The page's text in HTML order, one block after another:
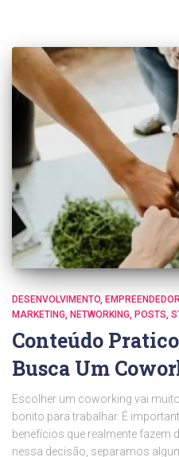
DESENVOLVIMENTO
MARKETING NETWORKING POSTS
Conteúdo
Busca Um
Escolher um coworking vai
bonito para trabalhar. É
benefícios que realmente fazem
nessa decisão, separamos